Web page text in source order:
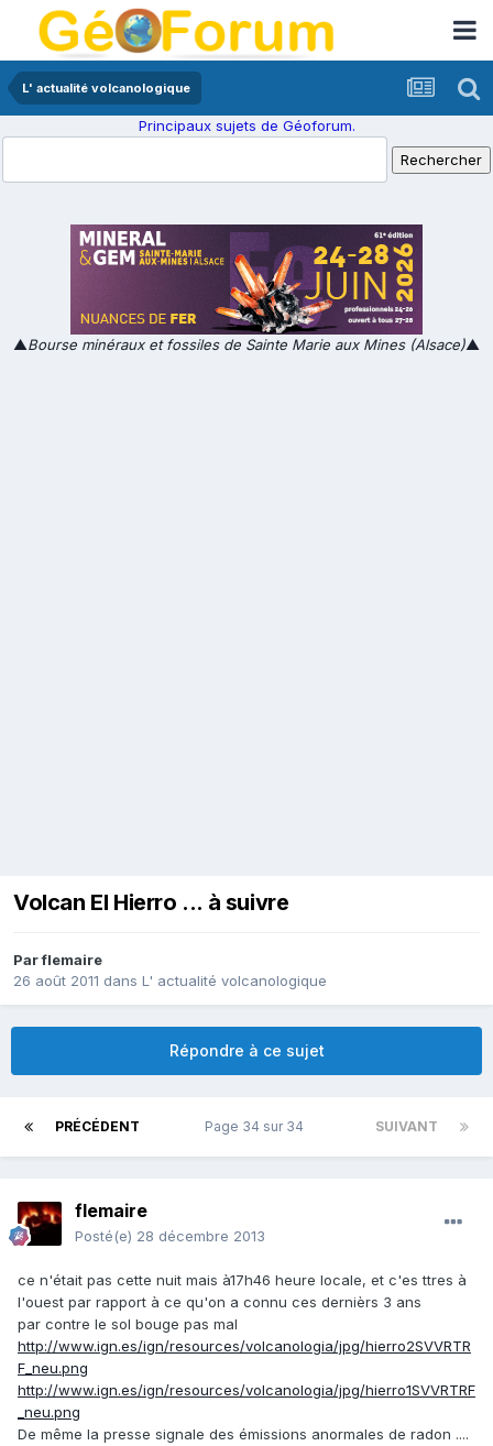
L' actualité volcanologique
Principaux sujets de Géoforum.
▲Bourse minéraux et fossiles de Sainte Marie aux Mines (Alsace)▲
Volcan El Hierro ... à suivre
Parflemaire
26 août 2011 dans L' actualité volcanologique
Répondre à ce sujet
PRÉCÉDENT SUIVANT
Page 34 sur 34
flemaire
Posté(e) 28 décembre 2013
ce n'était pas cette nuit mais à17h46 heure locale, et c'es ttres à
l'ouest par rapport à ce qu'on a connu ces dernièrs 3 ans
par contre le sol bouge pas mal
http://www.ign.es/ign/resources/volcanologia/jpg/hierro2SVVRTR
F_neu.png
http://www.ign.es/ign/resources/volcanologia/jpg/hierro1SVVRTRF
_neu.png
De même la presse signale des émissions anormales de radon ....